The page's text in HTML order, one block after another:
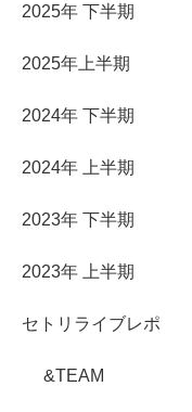
2025年 下半期
2025年上半期
2024年 下半期
2024年 上半期
2023年 下半期
2023年 上半期
セトリライブレポ
&TEAM